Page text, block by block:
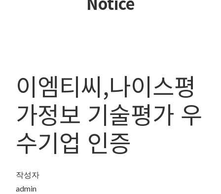
이엠티씨,나이스평
가정보 기술평가 우
수기업 인증
작성자
admin